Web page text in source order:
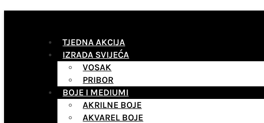
TJEDNA AKCIJA
IZRADA SVIJEĆA
VOSAK
PRIBOR
BOJE I MEDIUMI
AKRILNE BOJE
AKVAREL BOJE